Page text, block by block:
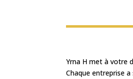
Yrna H met à votre
Chaque entreprise